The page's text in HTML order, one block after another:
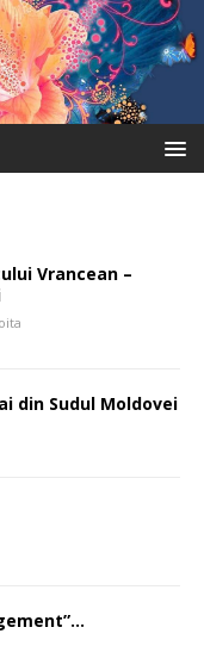
Vrancean –
din Sudul Moldovei